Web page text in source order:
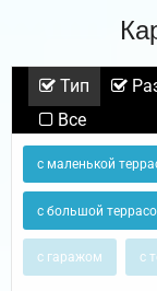
Тип
Все
с маленькой
с большой
с гаражом с